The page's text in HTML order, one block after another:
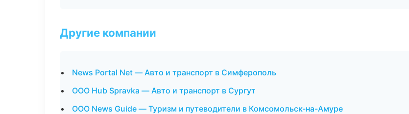
Другие компании
News Portal Net — Авто и транспорт в Симферополь
ООО Hub Spravka — Авто и транспорт в Сургут
ООО News Guide — Туризм и путеводители в Комсомольск-на-Амуре